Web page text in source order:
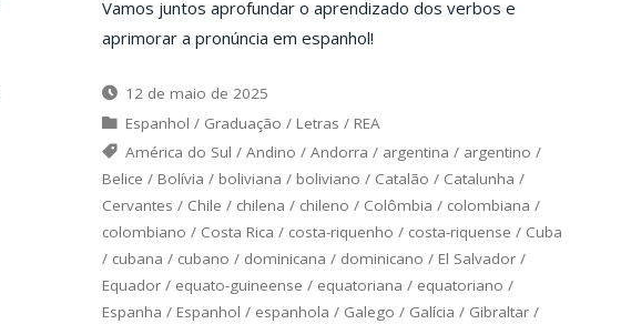
Vamos juntos aprofundar o aprendizado dos verbos e
aprimorar a pronúncia em espanhol!
12 de maio de 2025
Espanhol / Graduação / Letras / REA
América do Sul /Andino /Andorra / argentina / argentino /
Belice / Bolívia / boliviana / boliviano / Catalão / Catalunha /
Cervantes / Chile / chilena / chileno / Colômbia / colombiana /
colombiano / Costa Rica / costa-riquenho / costa-riquense / Cuba
/ cubana / cubano / dominicana / dominicano / El Salvador/
Equador/ equato-guineense / equatoriana / equatoriano /
Espanha / Espanhol / espanhola / Galego / Galícia / Gibraltar/